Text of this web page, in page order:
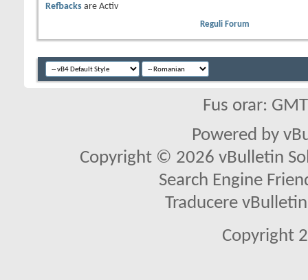
Refbacks are Activ
Reguli Forum
Fus orar:
Powered by
Copyright © 2026 vBulletin
Search Engine
Traducere
Copyright